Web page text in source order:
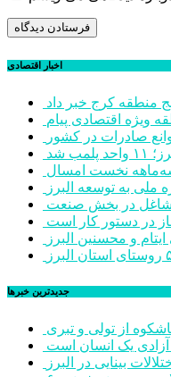
اخبار اقتصادی
منطقه کرج خبر داد
ویژه اقتصادی پیام
صادرات در کشور
شد
ملی به توسعه البرز
در دستور کار است
و محسنین البرز
جديدترين خبرها
از تولی و تبری
آزادی یک انسان است